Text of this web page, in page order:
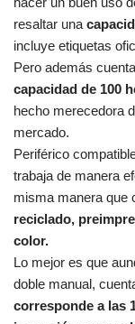
resaltar una
incluye etiquetas
Pero además
capacidad de 100
hecho merecedora
mercado.
Periférico
trabaja de manera
misma manera que
reciclado,
color.
Lo mejor es que
doble manual,
corresponde a las